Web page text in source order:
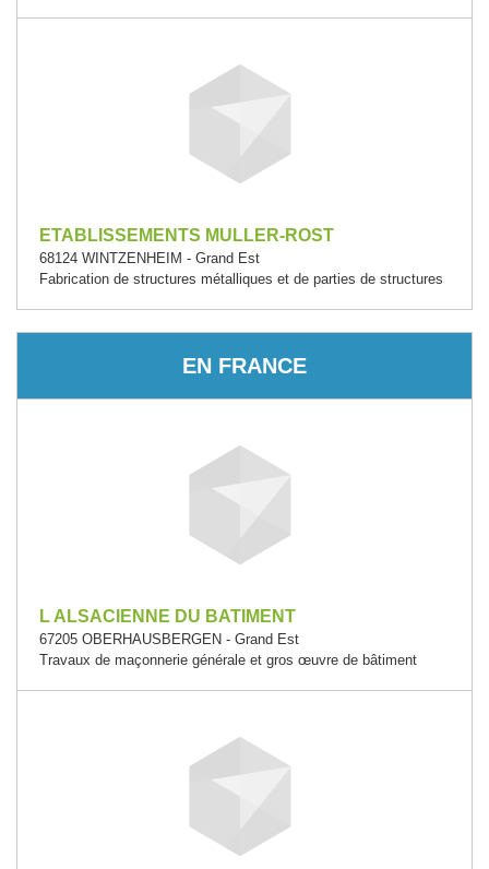
ETABLISSEMENTS MULLER-ROST
68124 WINTZENHEIM - Grand Est
Fabrication de structures métalliques et de parties de structures
EN FRANCE
L ALSACIENNE DU BATIMENT
67205 OBERHAUSBERGEN - Grand Est
Travaux de maçonnerie générale et gros œuvre de bâtiment